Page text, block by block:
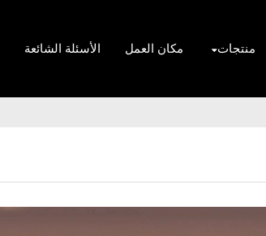
منتجات مكان العمل الأسئلة الشائعة